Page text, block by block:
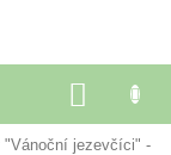
KOŠÍK
"Vánoční jezevčíci" -